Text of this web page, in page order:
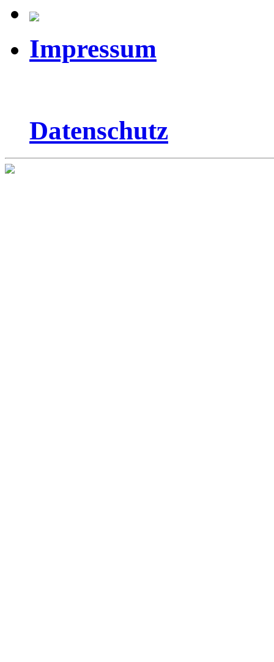
Impressum
Datenschutz